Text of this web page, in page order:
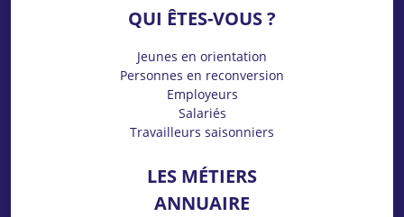
QUI ÊTES-VOUS ?
Jeunes en orientation
Personnes en reconversion
Employeurs
Salariés
Travailleurs saisonniers
LES MÉTIERS
ANNUAIRE